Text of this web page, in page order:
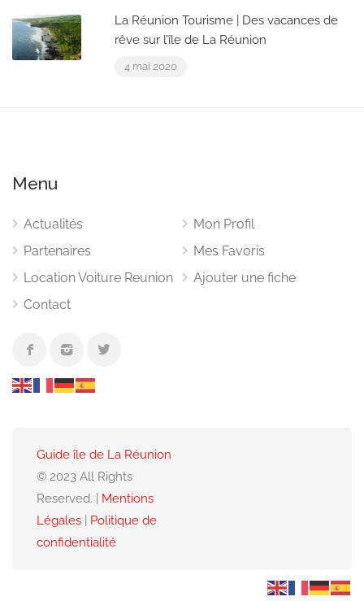
La Réunion Tourisme | Des vacances de
rêve sur l’île de La Réunion
4 mai 2020
Menu
Actualités
Partenaires
Location Voiture Reunion
Contact
Mon Profil
Mes Favoris
Ajouter une fiche
Guide île de La Réunion
© 2023 All Rights
Reserved. | Mentions
Légales
Politique de
confidentialité